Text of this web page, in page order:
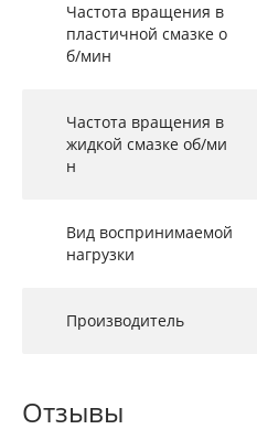
Частота вращения в
пластичной смазке о
б/мин
Частота вращения в
жидкой смазке об/ми
н
Вид воспринимаемой
нагрузки
Производитель
Отзывы